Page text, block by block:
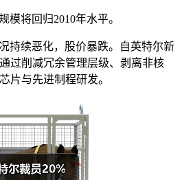
模将回归2010年水平。
持续恶化，股价暴跌。自英特尔新
过削减冗余管理层级、剥离非核
片与先进制程研发。